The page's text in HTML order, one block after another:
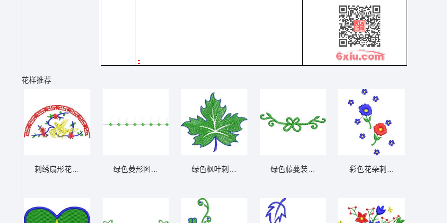
花样推荐
刺绣扇形花鸟图案 免费童装卡通花样绿色菱形图案排列 免费小花系列5千针以下绿色枫叶刺绣图案 免费小花系列5千针以下绿色藤蔓装饰图案 免费小花系列5千针以下
彩色花朵刺绣图案 免费小花